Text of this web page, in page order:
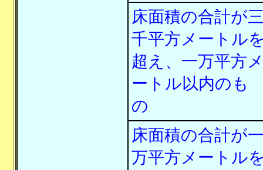
床面積の合計が
千平方メートル
超え、一万平方
ートル以内のも
の
床面積の合計が
万平方メートル